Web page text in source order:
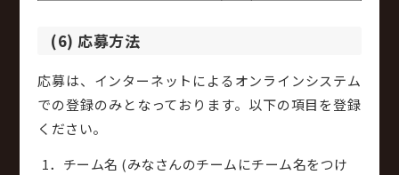
(6) 応募方法
応募は、インターネットによるオンラインシステム
での登録のみとなっております。以下の項目を登録
ください。
チーム名 (みなさんのチームにチーム名をつけ